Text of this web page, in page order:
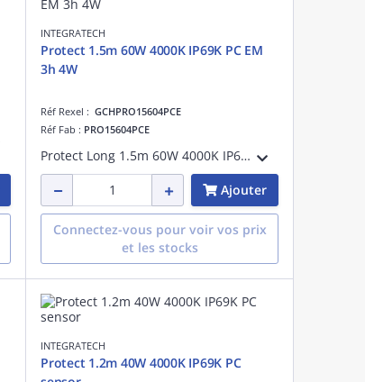
INTEGRATECH
Protect 1.5m 60W 4000K IP69K PC EM
3h 4W
Réf Rexel : GCHPRO15604PCE
Réf Fab : PRO15604PCE
Protect Long 1.5m 60W 4000K IP69K PC Unité secours 3h 4W, classe I, adapté à une suspension, IK10, alim secours, IP69K, faisceau >80°, 60W, 7500lm, uniformité coul:SDCM3, GR0, test fil incand.:850 °C, 125lm/W, UGR:30, pose plafond
Ajouter
Connectez-vous pour voir vos prix
et les stocks
INTEGRATECH
Protect 1.2m 40W 4000K IP69K PC